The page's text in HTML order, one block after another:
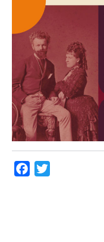
Facebook